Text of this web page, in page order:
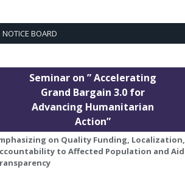
NOTICE BOARD
Seminar on ” Accelerating
Grand Bargain 3.0 for
Advancing Humanitarian
Action”
on Quality Funding, Localization,
to Affected Population and Aid